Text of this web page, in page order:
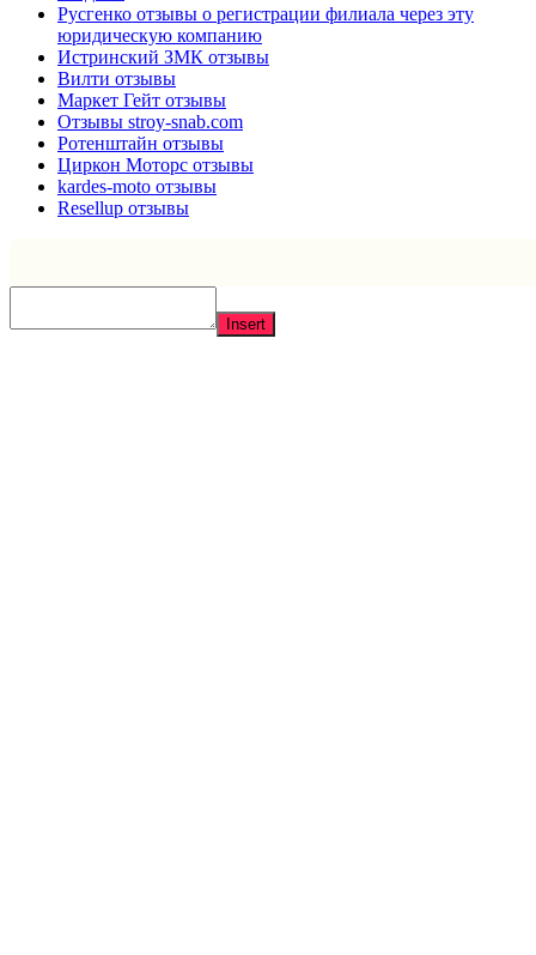
Русгенко отзывы о регистрации филиала через эту
юридическую компанию
Истринский ЗМК отзывы
Вилти отзывы
Маркет Гейт отзывы
Отзывы stroy-snab.com
Ротенштайн отзывы
Циркон Моторс отзывы
kardes-moto отзывы
Resellup отзывы
Insert